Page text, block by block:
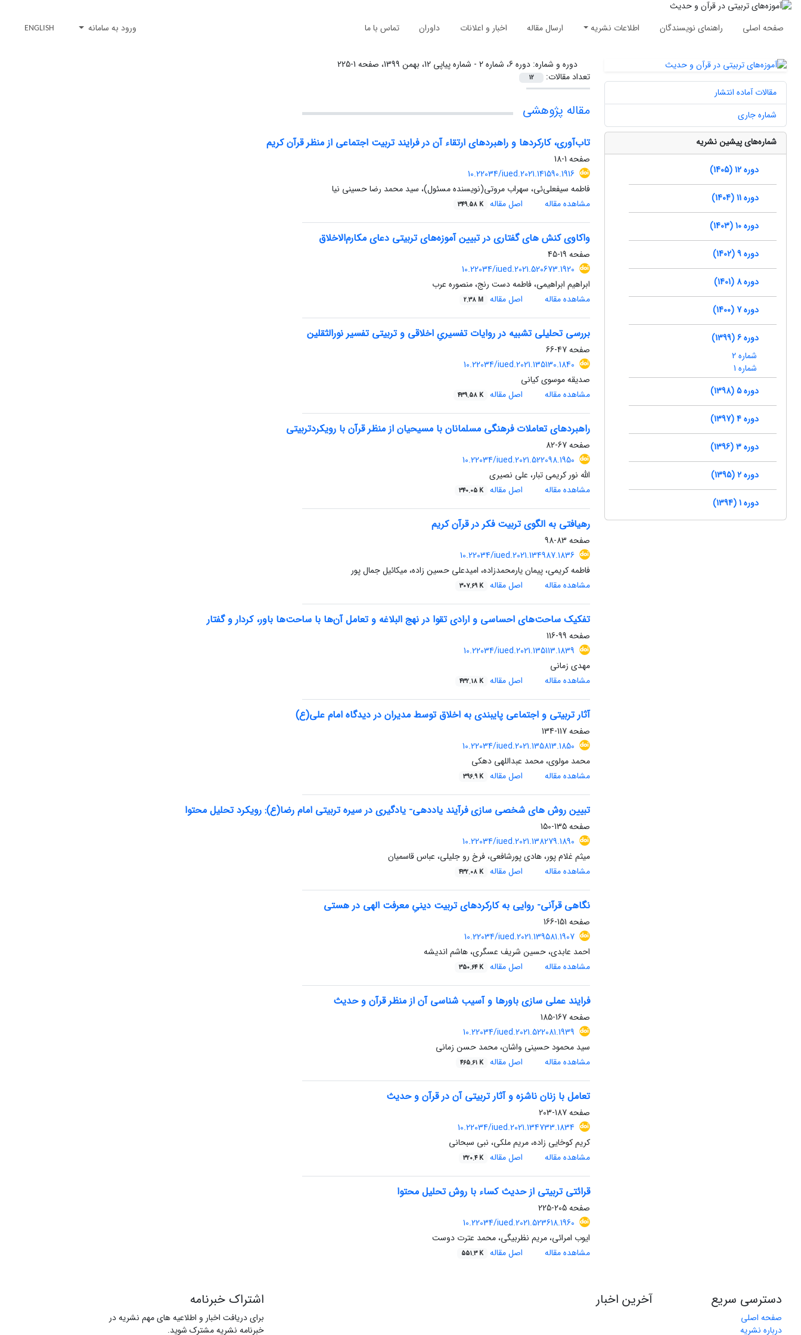
صفحه اصلی راهنمای نویسندگان اطلاعات نشریه ارسال مقاله اخبار و اعلانات داوران تماس با ما ورود به سامانه ENGLISH
دوره و شماره:دوره 6، شماره 2 - شماره پیاپی 12، بهمن 1399، صفحه 1-225
تعداد مقالات:
12
مقاله پژوهشی
تاب‌آوری، کارکردها و راهبردهای ارتقاء آن در فرایند تربیت اجتماعی از منظر قرآن کریم
صفحه 1-18
10.22034/iued.2021.141590.1916
فاطمه سیفعلی‌ئی، سهراب مروتی(نویسنده مسئول)، سید محمد رضا حسینی نیا
مشاهده مقاله
اصل مقاله 349.58 K
واکاوی کنش های گفتاری در تبیین آموزه‌های تربیتی دعای مکارم‌الاخلاق
صفحه 19-45
10.22034/iued.2021.520673.1920
ابراهیم ابراهیمی، فاطمه دست رنج، منصوره عرب
مشاهده مقاله
اصل مقاله 2.38 M
بررسی تحلیلی تشبیه در روایات تفسیریِ اخلاقی و تربیتی تفسیر نورالثقلین
صفحه47-66
10.22034/iued.2021.135130.1840
صدیقه موسوی کیانی
مشاهده مقاله
اصل مقاله 439.58 K
راهبردهای تعاملات فرهنگی مسلمانان با مسیحیان از منظر قرآن با رویکردتربیتی
صفحه67-82
10.22034/iued.2021.522098.1950
الله نور کریمی تبار، علی نصیری
مشاهده مقاله
اصل مقاله 340.05 K
رهیافتی به الگوی تربیت فکر در قرآن کریم
صفحه 83-98
10.22034/iued.2021.134987.1836
فاطمه کریمی، پیمان یارمحمدزاده، امیدعلی حسین زاده، میکائیل جمال پور
مشاهده مقاله
اصل مقاله 307.69 K
تفکیک ساحت‌های احساسی و ارادی تقوا در نهج البلاغه و تعامل آن‌ها با ساحت‌ها باور، کردار و گفتار
صفحه 99-116
10.22034/iued.2021.135113.1839
مهدی زمانی
مشاهده مقاله
اصل مقاله 432.18 K
آثار تربیتی و اجتماعی پایبندی به اخلاق توسط مدیران در دیدگاه امام علی(ع)
صفحه117-134
10.22034/iued.2021.135813.1850
محمد مولوی، محمد عبداللهی دهکی
مشاهده مقاله
اصل مقاله 396.9 K
تبیین روش های شخصی سازی فرآیند یاددهی- یادگیری در سیره تربیتی امام رضا(ع): رویکرد تحلیل محتوا
صفحه135-150
10.22034/iued.2021.138279.1890
میثم غلام پور، هادی پورشافعی، فرخ رو جلیلی، عباس قاسمیان
مشاهده مقاله
اصل مقاله 432.08 K
نگاهی قرآنی- روایی به کارکردهای تربیت دینیِ معرفت الهی در هستی
صفحه 151-166
10.22034/iued.2021.139581.1907
احمد عابدی، حسین شریف عسگری، هاشم اندیشه
مشاهده مقاله
اصل مقاله 350.64 K
فرایند عملی سازی باورها و آسیب شناسی آن از منظر قرآن و حدیث
صفحه167-185
10.22034/iued.2021.522081.1939
سید محمود حسینی واشان، محمد حسن زمانی
مشاهده مقاله
اصل مقاله 465.61 K
تعامل با زنان ناشزه و آثار تربیتی آن در قرآن و حدیث
صفحه187-203
10.22034/iued.2021.134733.1834
کریم کوخایی زاده، مریم ملکی، نبی سبحانی
مشاهده مقاله
اصل مقاله 320.4 K
قرائتی تربیتی از حدیث کساء با روش تحلیل محتوا
صفحه205-225
10.22034/iued.2021.523618.1960
ایوب امرائی، مریم نظربیگی، محمد عترت دوست
مشاهده مقاله
اصل مقاله 551.3 K
مقالات آماده انتشار
شماره جاری
شماره‌های پیشین نشریه
دوره 12 (1405)
دوره 11 (1404)
دوره 10 (1403)
دوره 9 (1402)
دوره 8 (1401)
دوره 7 (1400)
دوره 6 (1399)
شماره 2
شماره 1
دوره 5 (1398)
دوره 4 (1397)
دوره 3 (1396)
دوره 2 (1395)
دوره 1 (1394)
دسترسی سریع
صفحه اصلی
درباره نشریه
آخرین اخبار اشتراک خبرنامه
برای دریافت اخبار و اطلاعیه های مهم نشریه در
خبرنامه نشریه مشترک شوید.